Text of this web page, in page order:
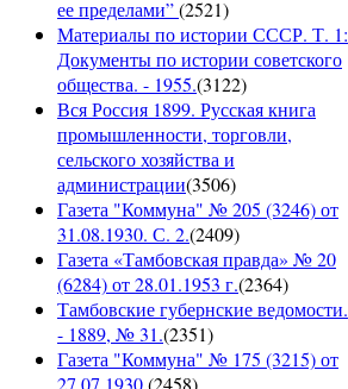
ее пределами”(2521)
Материалы по истории СССР. Т. 1:
Документы по истории советского
общества. - 1955.(3122)
Вся Россия 1899. Русская книга
промышленности, торговли,
сельского хозяйства и
администрации(3506)
Газета "Коммуна" № 205 (3246) от
31.08.1930. С. 2.(2409)
Газета «Тамбовская правда» № 20
(6284) от 28.01.1953 г.(2364)
Тамбовские губернские ведомости.
- 1889, № 31.(2351)
Газета "Коммуна" № 175 (3215) от